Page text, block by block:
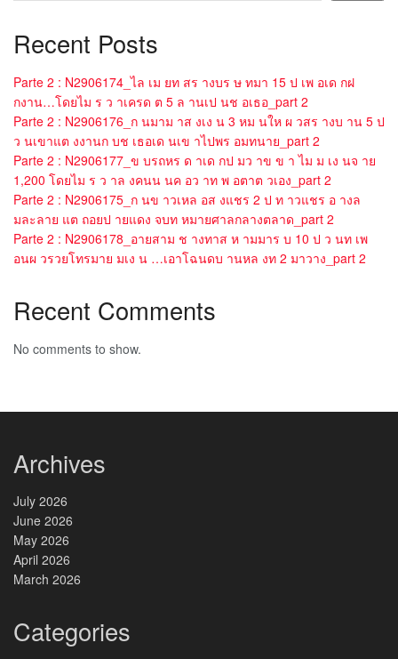
Recent Posts
Parte 2 : N2906174_ไล เม ยท สร างบร ษ ทมา 15 ป เพ อเด กฝ
กงาน…โดยไม ร ว าเครด ต 5 ล านเป นช อเธอ_part 2
Parte 2 : N2906176_ก นมาม าส งเง น 3 หม นให ผ วสร างบ าน 5 ป
ว นเขาแต งงานก บช เธอเด นเข าไปพร อมทนาย_part 2
Parte 2 : N2906177_ข บรถหร ด าเด กป มว าข ข า ไม ม เง นจ าย
1,200 โดยไม ร ว าล งคนน นค อว าท พ อตาต วเอง_part 2
Parte 2 : N2906175_ก นข าวเหล อส งแชร 2 ป ท าวแชร อ างล
มละลาย แต ถอยป ายแดง จบท หมายศาลกลางตลาด_part 2
Parte 2 : N2906178_อายสาม ช างทาส ห ามมาร บ 10 ป ว นท เพ
อนผ วรวยโทรมาย มเง น …เอาโฉนดบ านหล งท 2 มาวาง_part 2
Recent Comments
No comments to show.
Archives
July 2026
June 2026
May 2026
April 2026
March 2026
Categories